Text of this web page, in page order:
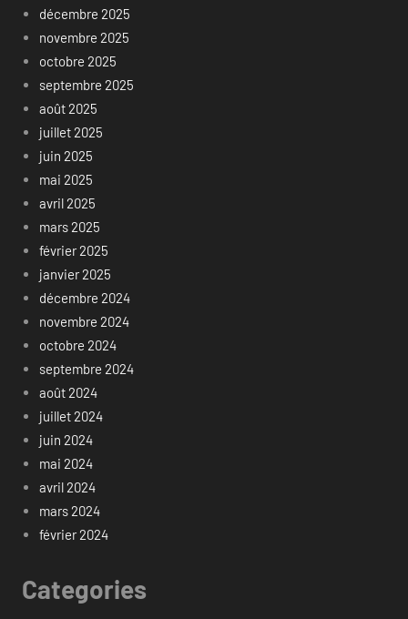
décembre 2025
novembre 2025
octobre 2025
septembre 2025
août 2025
juillet 2025
juin 2025
mai 2025
avril 2025
mars 2025
février 2025
janvier 2025
décembre 2024
novembre 2024
octobre 2024
septembre 2024
août 2024
juillet 2024
juin 2024
mai 2024
avril 2024
mars 2024
février 2024
Categories